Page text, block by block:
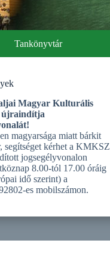
Tankönyvtár
Magyar Kulturális
újraindítja
magyarsága miatt bárkit
segítséget kérhet a KMKSZ
jogsegélyvonalon
8.00-tól 17.00 óráig
idő szerint) a
es mobilszámon.